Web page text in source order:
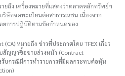
ายถึง เครื่องหมายที่แสดงว่าตลาดหลักทรัพย์ฯ
ริษัทจดทะเบียนต่อสาธารณชน เนื่องจาก
ยการปฏิบัติตามข้อกำหนดของ
(CA) หมายถึง ข่าวที่ประกาศโดย TFEX เกี่ยว
สัญญาซื้อขายล่วงหน้า (Contract
รับกรณีมีการทำรายการที่มีผลกระทบต่อหุ้น